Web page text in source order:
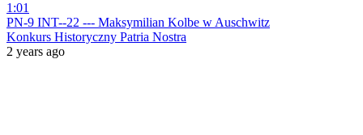
1:01
PN-9 INT--22 --- Maksymilian Kolbe w Auschwitz
Konkurs Historyczny Patria Nostra
2 years ago